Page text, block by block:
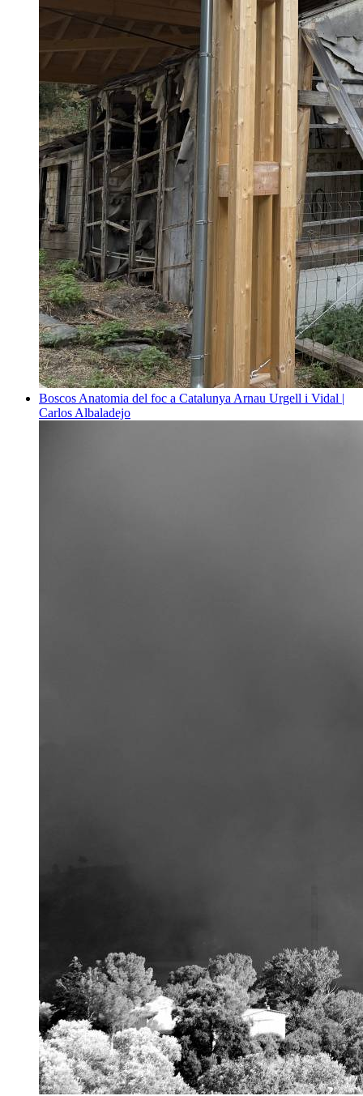
Boscos Anatomia del foc a Catalunya Arnau Urgell i Vidal |
Carlos Albaladejo